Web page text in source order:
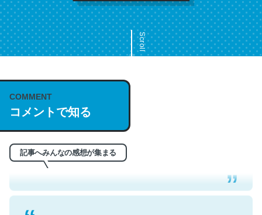
Scroll
COMMENT
コメントで知る
記事へみんなの感想が集まる
これは名文。彼はとてもクレバーなんだろうなと凄く思
う。英語少しでも読める人は原文もお勧め。自分はこの流
れ好き。Let’s Fucking Go. Then Covid hit. Shit.
─今のこの状況が信じられるかい？ by ラーズ・ヌートバー